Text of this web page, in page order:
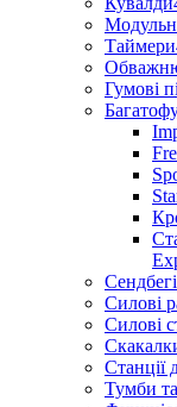
Таймери
Гумові
Сендбегі
Силові
Силові
Станції
Тумби